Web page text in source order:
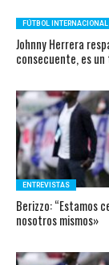
FÚTBOL INTERNACIONAL
Johnny Herrera
consecuente, es
ENTREVISTAS
Berizzo: “Estamos
nosotros mismos»